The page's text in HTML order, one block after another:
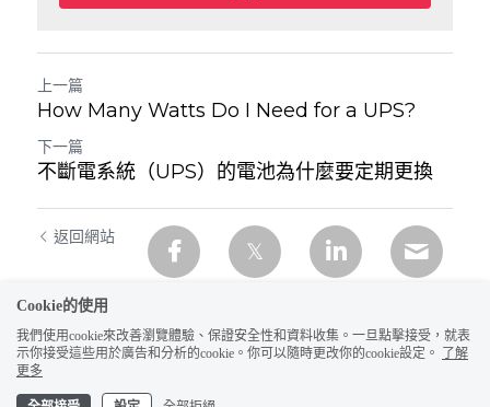
上一篇
How Many Watts Do I Need for a UPS?
下一篇
不斷電系統（UPS）的電池為什麼要定期更換
返回網站
Cookie的使用
我們使用cookie來改善瀏覽體驗、保證安全性和資料收集。一旦點擊接受，就表
示你接受這些用於廣告和分析的cookie。你可以隨時更改你的cookie設定。
了解
更多